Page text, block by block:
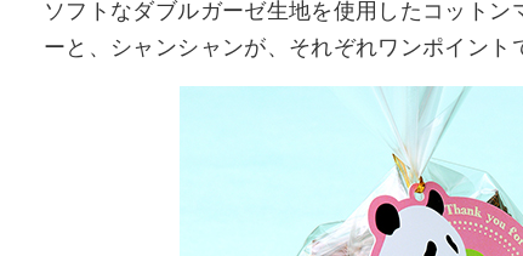
ソフトなダブルガーゼ生地を使用したコット
ーと、シャンシャンが、それぞれワンポイント